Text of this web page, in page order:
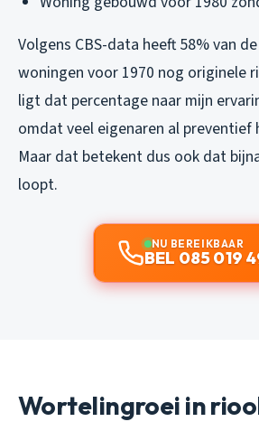
Volgens CBS-data heeft 58% van
woningen voor 1970 nog originele
ligt dat percentage naar mijn
omdat veel eigenaren al preventief
Maar dat betekent dus ook dat
loopt.
NU BEREIKBAAR
BEL 085 019
Wortelingroei in